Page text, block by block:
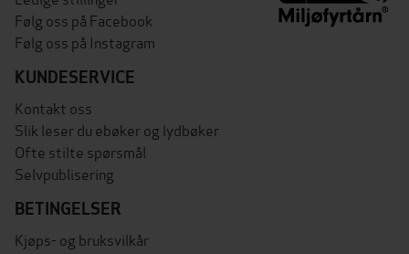
Følg oss på Facebook
Følg oss på Instagram
KUNDESERVICE
Kontakt oss
Slik leser du ebøker og lydbøker
Ofte stilte spørsmål
Selvpublisering
BETINGELSER
Kjøps- og bruksvilkår